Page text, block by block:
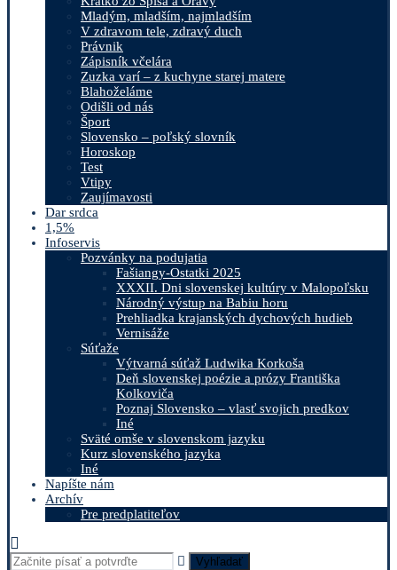
Mladým, mladším, najmladším
V zdravom tele, zdravý duch
Právnik
Zápisník včelára
Zuzka varí – z kuchyne starej matere
Blahoželáme
Odišli od nás
Šport
Slovensko – poľský slovník
Horoskop
Test
Vtipy
Zaujímavosti
Dar srdca
1,5%
Infoservis
Pozvánky na podujatia
Fašiangy-Ostatki 2025
XXXII. Dni slovenskej kultúry v Malopoľsku
Národný výstup na Babiu horu
Prehliadka krajanských dychových hudieb
Vernisáže
Súťaže
Výtvarná súťaž Ludwika Korkoša
Deň slovenskej poézie a prózy Františka
Kolkoviča
Poznaj Slovensko – vlasť svojich predkov
Iné
Sväté omše v slovenskom jazyku
Kurz slovenského jazyka
Iné
Napíšte nám
Archív
Pre predplatiteľov
Vyhľadať